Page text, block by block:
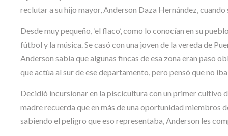
reclutar a su hijo mayor, Anderson Daza Hernández, cuando
Desde muy pequeño, ‘el flaco’, como lo conocían en su
fútbol y la música. Se casó con una joven de la vereda de
Anderson sabía que algunas fincas de esa zona eran paso
que actúa al sur de ese departamento, pero pensó que no
Decidió incursionar en la piscicultura con un primer cultivo
madre recuerda que en más de una oportunidad miembros
sabiendo el peligro que eso representaba, Anderson les